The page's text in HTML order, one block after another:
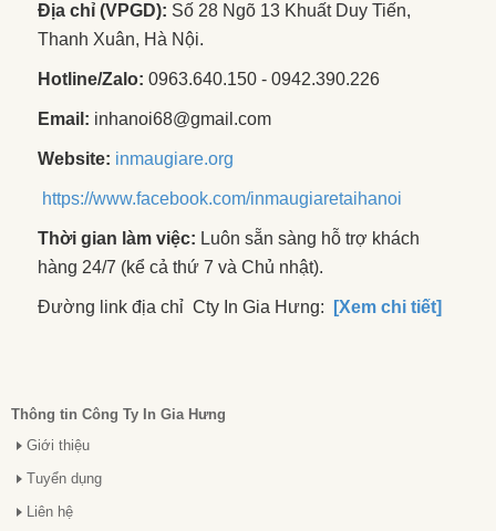
Địa chỉ (VPGD): Số 28 Ngõ 13 Khuất Duy Tiến,
Thanh Xuân, Hà Nội.
Hotline/Zalo: 0963.640.150 - 0942.390.226
Email: inhanoi68@gmail.com
Website: inmaugiare.org
https://www.facebook.com/inmaugiaretaihanoi
Thời gian làm việc: Luôn sẵn sàng hỗ trợ khách
hàng 24/7 (kể cả thứ 7 và Chủ nhật).
Đường link địa chỉ Cty In Gia Hưng: [Xem chi tiết]
Thông tin Công Ty In Gia Hưng
Giới thiệu
Tuyển dụng
Liên hệ